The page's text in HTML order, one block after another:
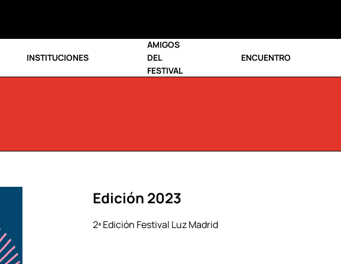
INSTITUCIONES
AMIGOS
DEL
FESTIVAL
ENCUENTRO
Edición 2023
2ª Edición Festival Luz Madrid